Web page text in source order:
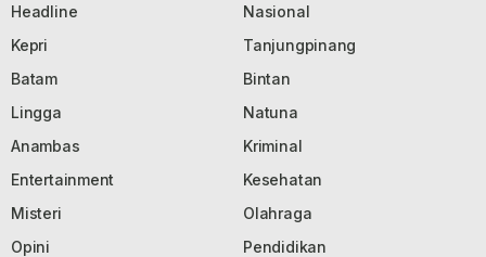
Headline
Nasional
Kepri
Tanjungpinang
Batam
Bintan
Lingga
Natuna
Anambas
Kriminal
Entertainment
Kesehatan
Misteri
Olahraga
Opini
Pendidikan